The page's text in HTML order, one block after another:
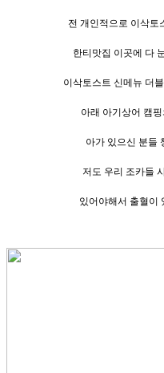
전 개인적으로 이삭토
한티맛집 이곳에 다
이삭토스트 신메뉴 더
아래 아기상어 캠핑
아가 있으신 분들
저도 우리 조카들
있어야해서 출혈이